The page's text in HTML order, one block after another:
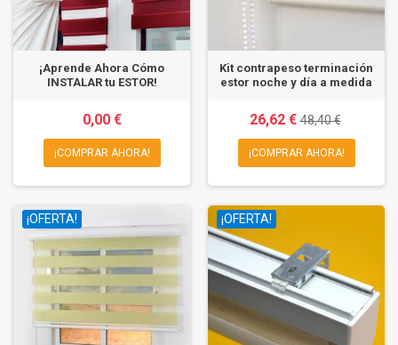
¡Aprende Ahora Cómo
INSTALAR tu ESTOR!
0,00 €
¡COMPRAR AHORA!
Kit contrapeso terminación
estor noche y día a medida
26,62 €48,40 €
¡COMPRAR AHORA!
¡OFERTA! ¡OFERTA!